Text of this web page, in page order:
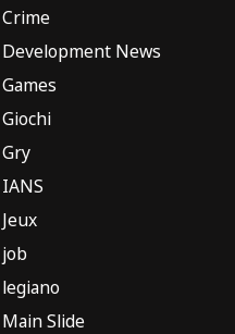
Crime
Development News
Games
Giochi
Gry
IANS
Jeux
job
legiano
Main Slide